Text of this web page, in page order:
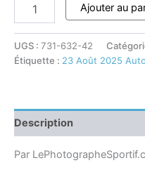
Ajouter au
UGS : 731-632-42
Étiquette : 23 Août 2025
Description
Par